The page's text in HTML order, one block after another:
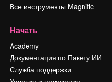
Все инструменты Magnific
Начать
Academy
Документация по Пакету ИИ
Служба поддержки